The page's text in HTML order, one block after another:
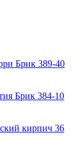
Брик 389-40
Брик 384-10
кирпич 36